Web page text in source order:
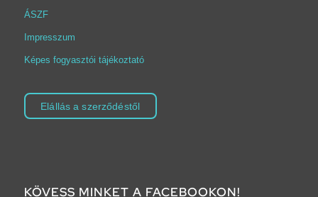
ÁSZF
Impresszum
Képes fogyasztói tájékoztató
Elállás a szerződéstől
KÖVESS MINKET A FACEBOOKON!